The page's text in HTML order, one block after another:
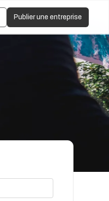
Publier une entreprise